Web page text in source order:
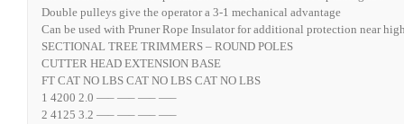
Double pulleys give the operator a 3-1 mechanical advantage
Can be used with Pruner Rope Insulator for additional protection near
SECTIONAL TREE TRIMMERS – ROUND POLES
CUTTER HEAD EXTENSION BASE
FT CAT NO LBS CAT NO LBS CAT NO LBS
1 4200 2.0 —– —– —– —–
2 4125 3.2 —– —– —– —–